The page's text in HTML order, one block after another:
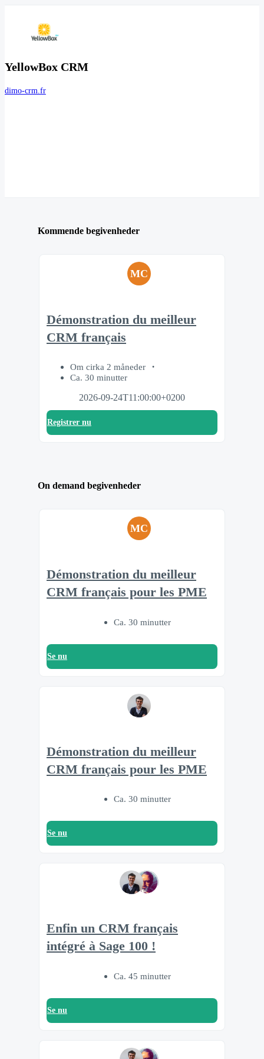
YellowBox CRM
dimo-crm.fr
Kommende begivenheder
MC
Démonstration du meilleur
CRM français
Om cirka 2 måneder
Ca. 30 minutter
2026-09-24T11:00:00+0200
Registrer nu
On demand begivenheder
MC
Démonstration du meilleur
CRM français pour les PME
Ca. 30 minutter
Se nu
Démonstration du meilleur
CRM français pour les PME
Ca. 30 minutter
Se nu
Enfin un CRM français
intégré à Sage 100 !
Ca. 45 minutter
Se nu